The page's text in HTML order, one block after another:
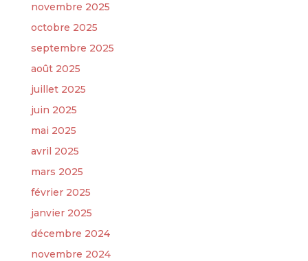
novembre 2025
octobre 2025
septembre 2025
août 2025
juillet 2025
juin 2025
mai 2025
avril 2025
mars 2025
février 2025
janvier 2025
décembre 2024
novembre 2024